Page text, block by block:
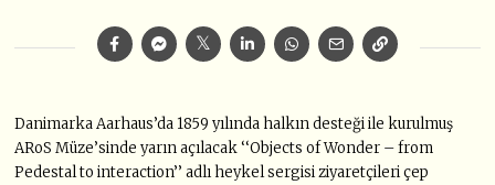
Danimarka Aarhaus’da 1859 yılında halkın desteği ile kurulmuş
ARoS Müze’sinde yarın açılacak ‘‘Objects of Wonder – from
Pedestal to interaction’’ adlı heykel sergisi ziyaretçileri çep